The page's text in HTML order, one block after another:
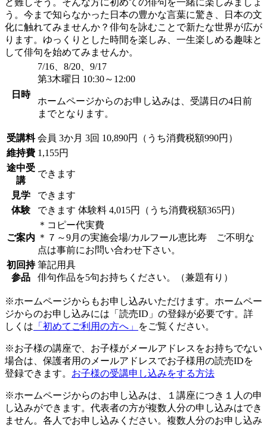
う。今まで知らなかった日本の豊かな言葉に驚き、日本の文
化に触れてみませんか？俳句を詠むことで新たな世界が広が
ります。ゆっくりとした時間を楽しみ、一生楽しめる趣味と
して俳句を始めてみませんか。
日時
7/16、8/20、9/17
第3木曜日 10:30～12:00
ホームページからのお申し込みは、受講日の4日前
までとなります。
受講料 会員 3か月 3回 10,890円（うち消費税額990円）
維持費 1,155円
途中受
講
できます
見学
できます
体験
できます 体験料 4,015円（うち消費税額365円）
ご案内
＊コピー代実費
＊７～9月の実施会場/カルフール恵比寿 ご不明な
点は事前にお問い合わせ下さい。
初回持
参品
筆記用具
俳句作品を5句お持ちください。（兼題有り）
※ホームページからもお申し込みいただけます。ホームペー
ジからのお申し込みには「読売ID」の登録が必要です。詳
しくは 「初めてご利用の方へ」 をご覧ください。
※お子様の講座で、お子様がメールアドレスをお持ちでない
場合は、保護者用のメールアドレスでお子様用の読売IDを
登録できます。 お子様の受講申し込みをする方法
※ホームページからのお申し込みは、１講座につき１人の申
し込みができます。代表者の方が複数人分の申し込みはでき
ません。各人でお申し込みください。複数人分のお申し込み